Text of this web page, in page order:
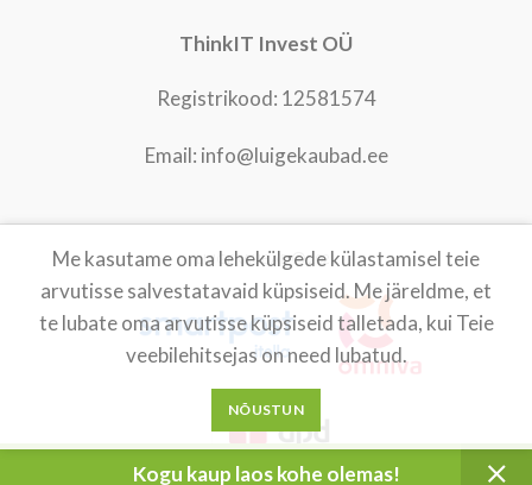
Kogu kaup laos kohe olemas!
ThinkIT Invest OÜ
Registrikood: 12581574
Email: info@luigekaubad.ee
LUIGEKAUBAD 2021
Me kasutame oma lehekülgede külastamisel teie
arvutisse salvestatavaid küpsiseid. Me järeldme, et
te lubate oma arvutisse küpsiseid talletada, kui Teie
veebilehitsejas on need lubatud.
NÕUSTUN